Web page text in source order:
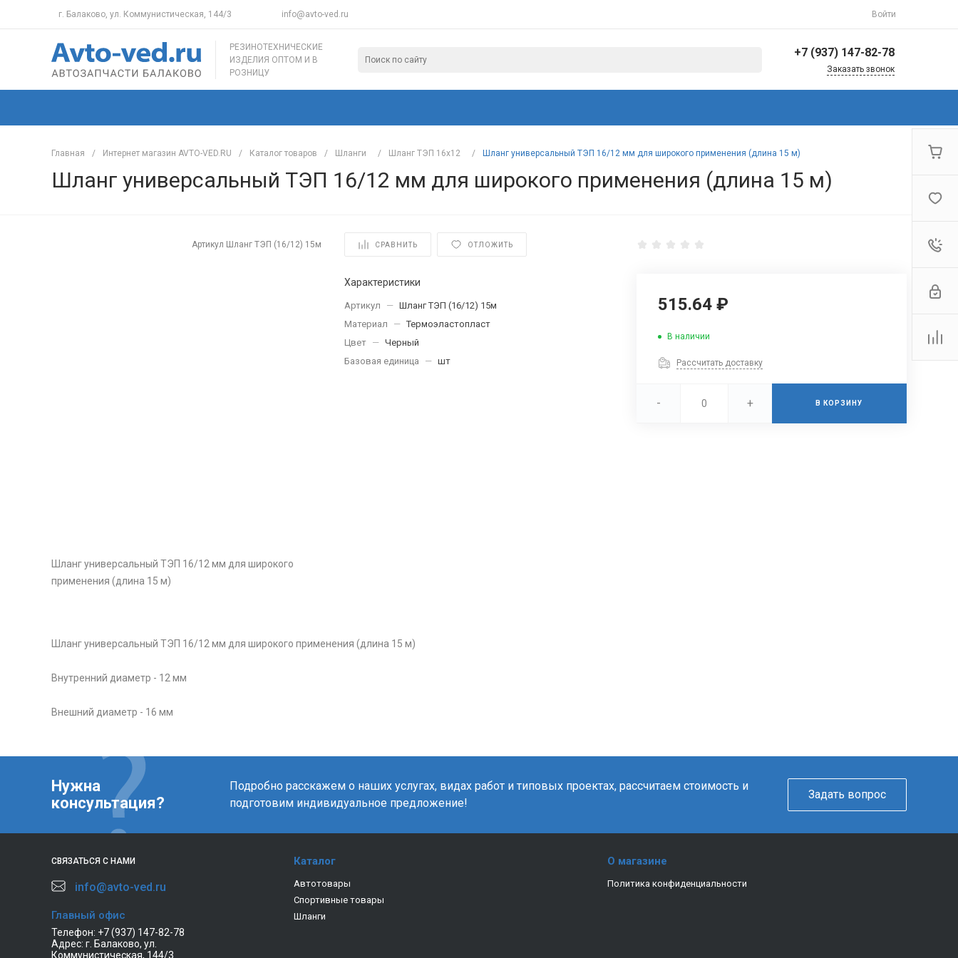
г. Балаково, ул. Коммунистическая, 144/3 info@avto-ved.ru Войти
РЕЗИНОТЕХНИЧЕСКИЕ
ИЗДЕЛИЯ ОПТОМ И В
РОЗНИЦУ
+7 (937) 147-82-78
Коммунистическая,
Пн-Пт: 8:30-17:00 Cб-Вс:
Выходной
info@avto-ved.ru
Заказать звонок
Главная / Интернет магазин AVTO-VED.RU / Каталог товаров / Шланги / Шланг ТЭП 16х12 / Шланг универсальный ТЭП 16/12 мм для широкого применения (длина 15 м)
Шланг универсальный ТЭП 16/12 мм для широкого применения (длина 15 м)
Артикул Шланг ТЭП (16/12) 15м СРАВНИТЬ ОТЛОЖИТЬ
Шланг универсальный ТЭП 16/12 мм для широкого
применения (длина 15 м)
Характеристики
Артикул — Шланг ТЭП (16/12) 15м
Материал
— Термоэластопласт
Цвет
— Черный
Базовая единица
— шт
515.64 ₽
В наличии
Рассчитать доставку
- + В КОРЗИНУ
Шланг универсальный ТЭП 16/12 мм для широкого применения (длина 15 м)
Внутренний диаметр - 12 мм
Внешний диаметр - 16 мм
Нужна
консультация?
Подробно расскажем о наших услугах, видах работ и типовых проектах, рассчитаем стоимость и
подготовим индивидуальное предложение!
Задать вопрос
СВЯЗАТЬСЯ С НАМИ
info@avto-ved.ru
Главный офис
Телефон: +7 (937) 147-82-78
Адрес: г. Балаково, ул.
Коммунистическая, 144/3
Каталог
Автотовары
Спортивные товары
Шланги
О магазине
Политика конфиденциальности